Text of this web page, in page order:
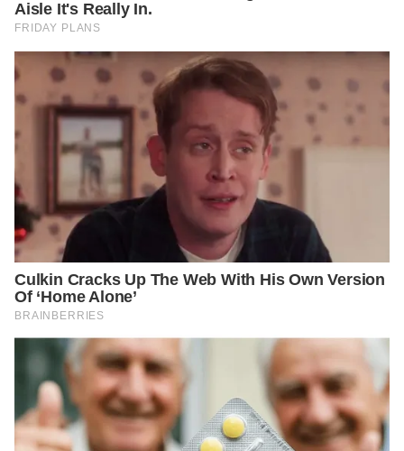
https://www.sciencedirect.com/topics/medicine-and-
dentistry/testis-
tomas%20are%20benign%20lesions%20and%20are%20treated
%20with%20enucleation,if%20possible)%20is%20definitive%20